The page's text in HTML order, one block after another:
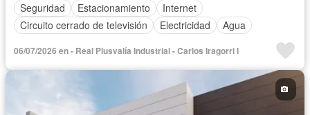
Seguridad
Estacionamiento
Internet
Circuito cerrado de televisión
Electricidad Agua
06/07/2026 en - Real Plusvalía Industrial - Carlos Iragorri I